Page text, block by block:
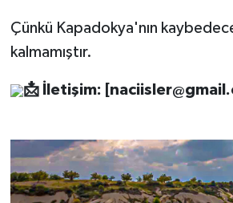
Çünkü Kapadokya'nın
kalmamıştır.
📩İletişim: [